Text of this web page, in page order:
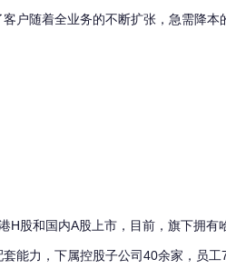
户随着全业务的不断扩张，急需降
和国内A股上市，目前，旗下拥有
能力，下属控股子公司40余家，员工7